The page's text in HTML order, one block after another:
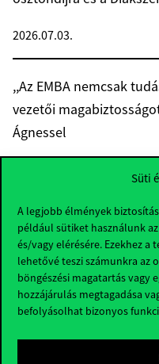
Süti
A legjobb élmények
például sütiket használunk
és/vagy elérésére. Ezekhez
lehetővé teszi számunkra az
böngészési magatartás vagy
hozzájárulás megtagadása
befolyásolhat bizonyos
2026.07.03.
,,Az EMBA nemcsak
vezetői
Ágnessel
Alumniktól első
segítette a
szakos hallgatók
2026.07.03.
Az endometriózis